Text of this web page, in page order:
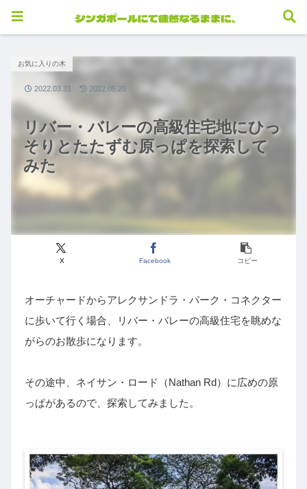
リバー・バレーの高級住宅地にひっ
そりとたたずむ原っぱを探索して
みた
お気に入りの木
X Facebook コピー
2022.03.31 2022.05.20
オーチャードからアレクサンドラ・パーク・コネクター
に歩いて行く場合、リバー・バレーの高級住宅を眺めな
がらのお散歩になります。
その途中、ネイサン・ロード（Nathan Rd）に広めの原
っぱがあるので、探索してみました。